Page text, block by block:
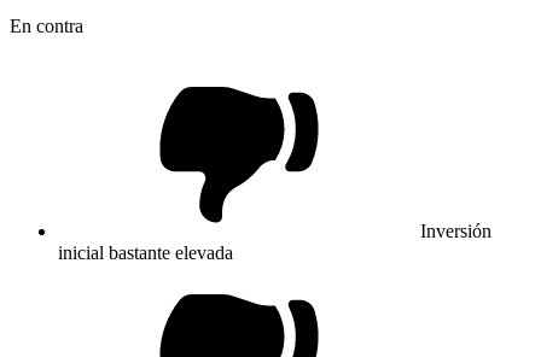
En contra
Inversión
inicial bastante elevada